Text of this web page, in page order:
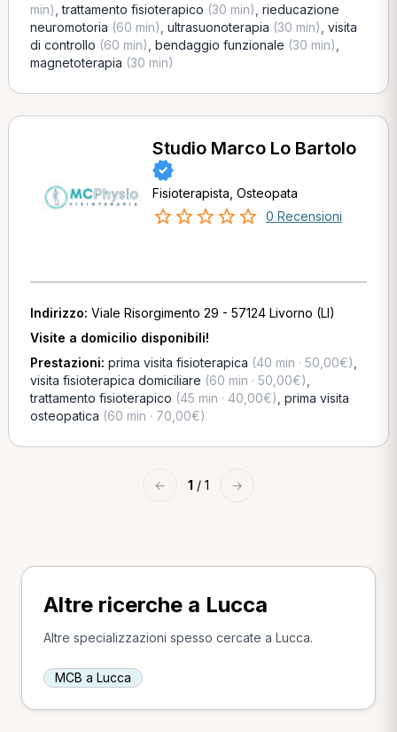
min) ,trattamento fisioterapico (30 min) rieducazione
neuromotoria (60 min) ultrasuonoterapia (30 min) visita
di controllo (60 min) bendaggio funzionale (30 min)
magnetoterapia (30 min)
Studio Marco Lo Bartolo
Fisioterapista, Osteopata
0 Recensioni
Indirizzo: Viale Risorgimento 29 - 57124 Livorno (LI)
Visite a domicilio disponibili!
Prestazioni: prima visita fisioterapica (40 min · 50,00€)
visita fisioterapica domiciliare (60 min · 50,00€)
trattamento fisioterapico (45 min · 40,00€) prima visita
osteopatica (60 min · 70,00€)
← 1 / 1 →
Altre ricerche a Lucca
Altre specializzazioni spesso cercate a Lucca.
MCB a Lucca